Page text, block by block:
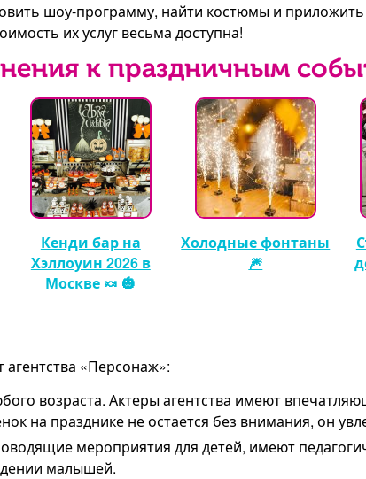
шоу-программу, найти костюмы и
их услуг весьма доступна!
к праздничным
Кенди бар на
Хэллоуин 2026 в
Москве 🍬 🎃
Холодные фонтаны
🎆
«Персонаж»:
возраста. Актеры агентства имеют
на празднике не остается без внимания, он
мероприятия для детей, имеют
малышей.